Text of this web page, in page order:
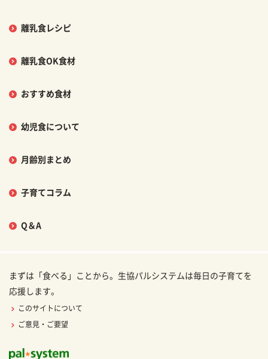
離乳食レシピ
離乳食OK食材
おすすめ食材
幼児食について
月齢別まとめ
子育てコラム
Q＆A
まずは「食べる」ことから。生協パルシステムは毎日の子育てを
応援します。
このサイトについて
ご意見・ご要望